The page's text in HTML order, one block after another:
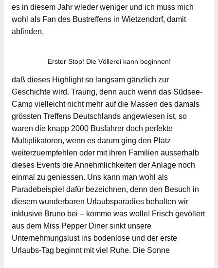
es in diesem Jahr wieder weniger und ich muss mich
wohl als Fan des Bustreffens in Wietzendorf, damit
abfinden,
Erster Stop! Die Völlerei kann beginnen!
daß dieses Highlight so langsam gänzlich zur
Geschichte wird. Traurig, denn auch wenn das Südsee-
Camp vielleicht nicht mehr auf die Massen des damals
grössten Treffens Deutschlands angewiesen ist, so
waren die knapp 2000 Busfahrer doch perfekte
Multiplikatoren, wenn es darum ging den Platz
weiterzuempfehlen oder mit ihren Familien ausserhalb
dieses Events die Annehmlichkeiten der Anlage noch
einmal zu geniessen. Uns kann man wohl als
Paradebeispiel dafür bezeichnen, denn den Besuch in
diesem wunderbaren Urlaubsparadies behalten wir
inklusive Bruno bei – komme was wolle! Frisch gevöllert
aus dem Miss Pepper Diner sinkt unsere
Unternehmungslust ins bodenlose und der erste
Urlaubs-Tag beginnt mit viel Ruhe. Die Sonne